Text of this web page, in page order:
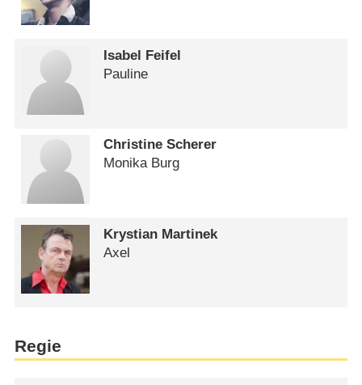
Isabel Feifel
Pauline
Christine Scherer
Monika Burg
Krystian Martinek
Axel
Regie